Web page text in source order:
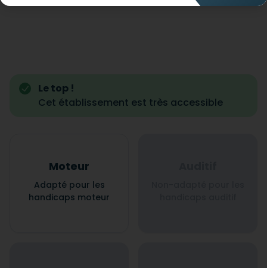
Le top !
Cet établissement est très accessible
Moteur
Adapté pour les
handicaps moteur